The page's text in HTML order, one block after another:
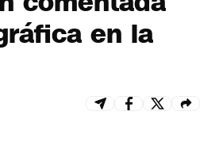
en la